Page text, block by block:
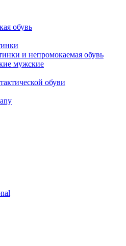
обувь
и непромокаемая обувь
мужские
обуви